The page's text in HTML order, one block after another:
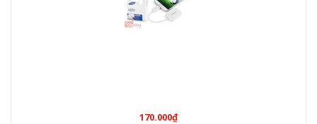
170.000₫